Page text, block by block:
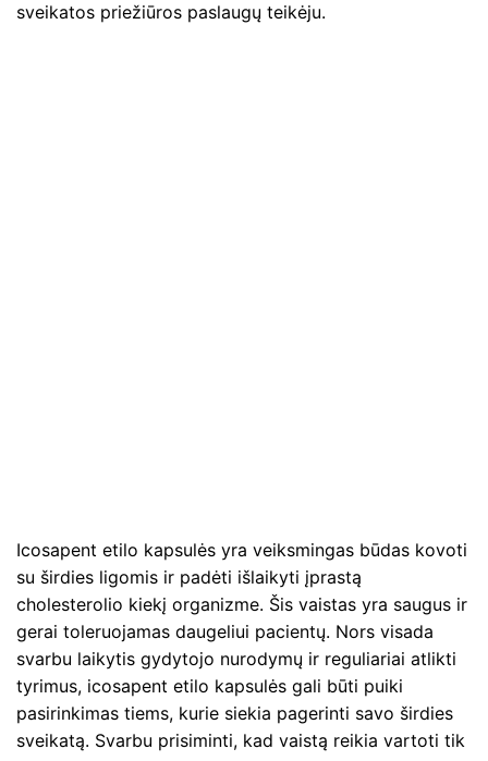
sveikatos priežiūros paslaugų teikėju.
Icosapent etilo kapsulės yra veiksmingas būdas kovoti
su širdies ligomis ir padėti išlaikyti įprastą
cholesterolio kiekį organizme. Šis vaistas yra saugus ir
gerai toleruojamas daugeliui pacientų. Nors visada
svarbu laikytis gydytojo nurodymų ir reguliariai atlikti
tyrimus, icosapent etilo kapsulės gali būti puiki
pasirinkimas tiems, kurie siekia pagerinti savo širdies
sveikatą. Svarbu prisiminti, kad vaistą reikia vartoti tik